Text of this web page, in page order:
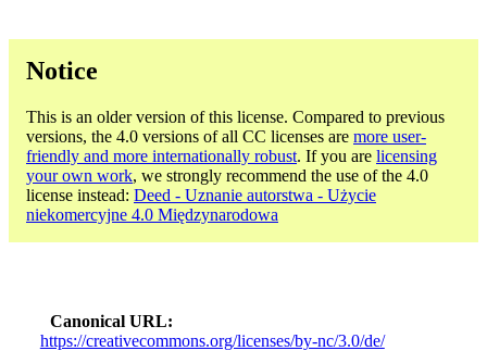
Notice
This is an older version of this license. Compared to previous
versions, the 4.0 versions of all CC licenses are more user-
friendly and more internationally robust. If you are licensing
your own work, we strongly recommend the use of the 4.0
license instead: Deed - Uznanie autorstwa - Użycie
niekomercyjne 4.0 Międzynarodowa
Canonical URL
https://creativecommons.org/licenses/by-nc/3.0/de/